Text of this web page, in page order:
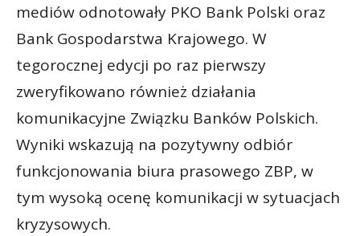
mediów odnotowały PKO Bank Polski oraz
Bank Gospodarstwa Krajowego. W
tegorocznej edycji po raz pierwszy
zweryfikowano również działania
komunikacyjne Związku Banków Polskich.
Wyniki wskazują na pozytywny odbiór
funkcjonowania biura prasowego ZBP, w
tym wysoką ocenę komunikacji w sytuacjach
kryzysowych.